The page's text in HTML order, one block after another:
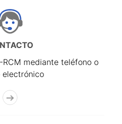
mediante teléfono o
electrónico